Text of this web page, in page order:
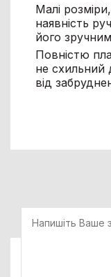
Малі
наявність
його
Повністю
не схильний
від